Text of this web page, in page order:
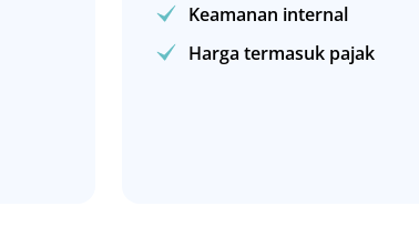
Keamanan internal
Harga termasuk pajak